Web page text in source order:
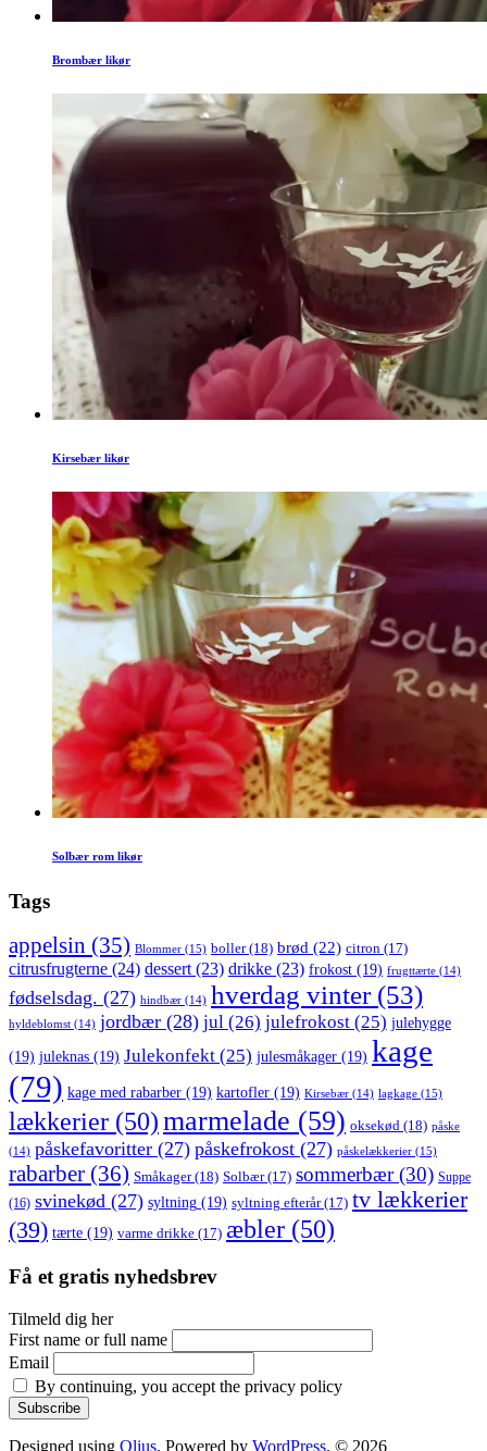
Brombær likør
Kirsebær likør
Solbær rom likør
Tags
appelsin (35) Blommer (15) boller(18) brød (22) citron (17)
citrusfrugterne (24) dessert (23) drikke (23) frokost (19) frugttærte (14)
fødselsdag. (27) hindbær (14) hverdag vinter(53)
hyldeblomst (14) jordbær (28) jul (26) julefrokost (25) julehygge
(19) juleknas (19) Julekonfekt (25) julesmåkager (19) kage
(79) kage med rabarber (19) kartofler (19) Kirsebær (14) lagkage (15)
lækkerier (50)marmelade (59) oksekød (18) påske
(14) påskefavoritter (27) påskefrokost (27) påskelækkerier (15)
rabarber (36) Småkager(18) Solbær(17) sommerbær(30) Suppe
(16) svinekød (27) syltning (19) syltning efterår(17) tv lækkerier
(39) tærte (19) varme drikke (17) æbler (50)
Få et gratis nyhedsbrev
Tilmeld dig her
First name or full name
Email
By continuing, you accept the privacy policy
Designed using Olius. Powered by WordPress. © 2026